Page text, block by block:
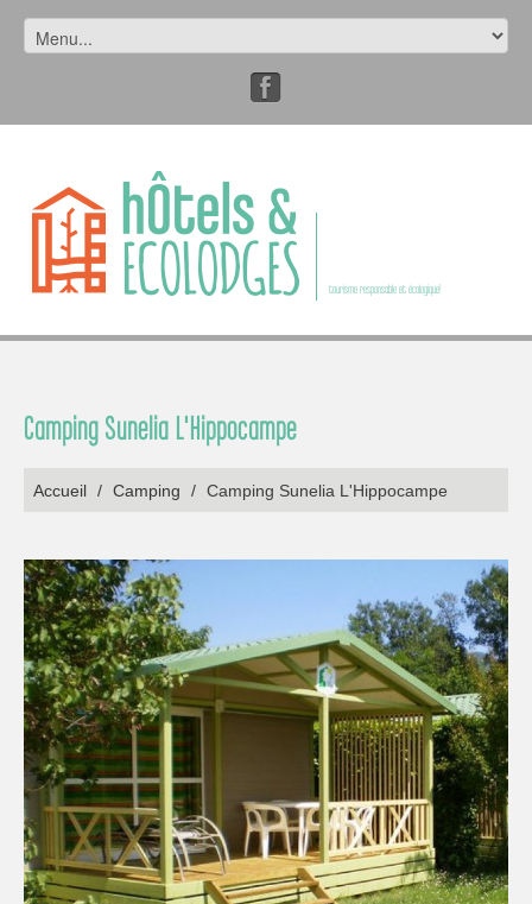
tourisme responsable et écologique!
Camping Sunelia L'Hippocampe
Accueil / Camping / Camping Sunelia L'Hippocampe